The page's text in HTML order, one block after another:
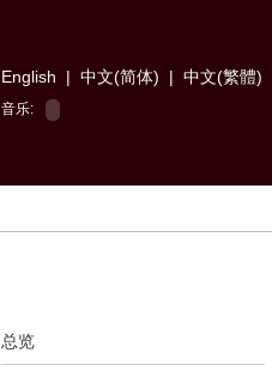
English | 中文(简体) | 中文(繁體)
音乐:
总览